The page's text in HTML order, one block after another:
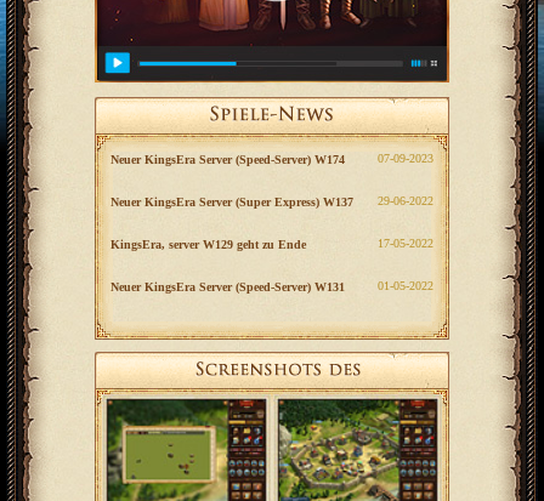
Neuer KingsEra Server (Speed-Server) W174 ‎07-09-2023
Neuer KingsEra Server (Super Express) W137 ‎29-06-2022
KingsEra, server W129 geht zu Ende ‎17-05-2022
Neuer KingsEra Server (Speed-Server) W131 ‎01-05-2022